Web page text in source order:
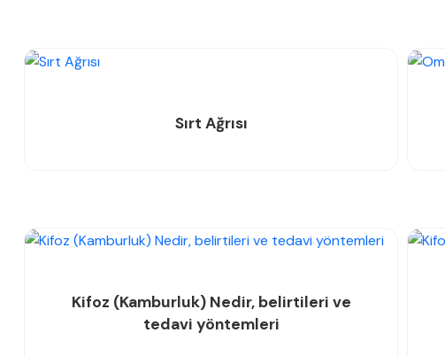
Sırt Ağrısı
Kifoz (Kamburluk) Nedir, belirtileri ve
tedavi yöntemleri